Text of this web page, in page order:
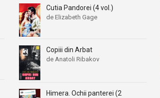
Cutia Pandorei (4 vol.)
de Elizabeth Gage
Copiii din Arbat
de Anatoli Ribakov
Himera. Ochii panterei (2